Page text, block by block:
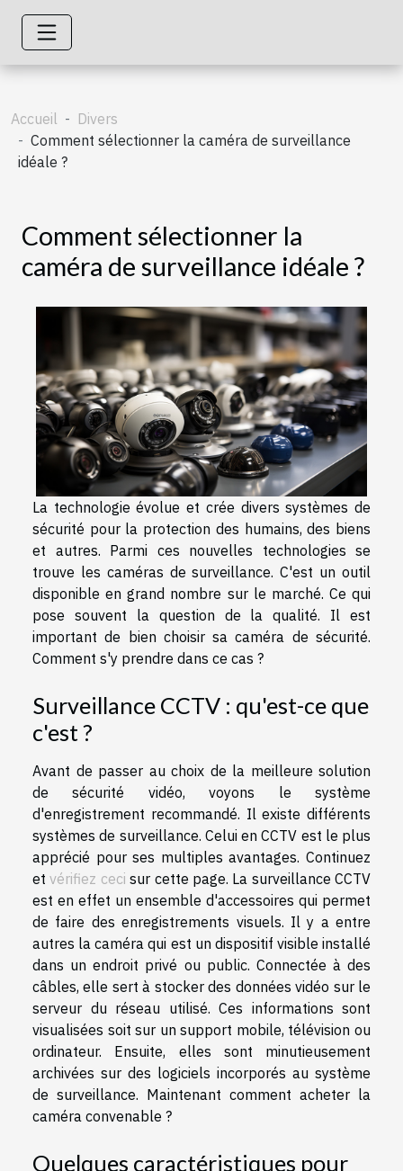
Accueil
Divers
Comment sélectionner la caméra de surveillance
idéale ?
Comment sélectionner la
caméra de surveillance idéale ?
La technologie évolue et crée divers systèmes de
sécurité pour la protection des humains, des biens
et autres. Parmi ces nouvelles technologies se
trouve les caméras de surveillance. C'est un outil
disponible en grand nombre sur le marché. Ce qui
pose souvent la question de la qualité. Il est
important de bien choisir sa caméra de sécurité.
Comment s'y prendre dans ce cas ?
Surveillance CCTV : qu'est-ce que
c'est ?
Avant de passer au choix de la meilleure solution
de sécurité vidéo, voyons le système
d'enregistrement recommandé. Il existe différents
systèmes de surveillance. Celui en CCTV est le plus
apprécié pour ses multiples avantages. Continuez
etvérifiez ceci sur cette page. La surveillance CCTV
est en effet un ensemble d'accessoires qui permet
de faire des enregistrements visuels. Il y a entre
autres la caméra qui est un dispositif visible installé
dans un endroit privé ou public. Connectée à des
câbles, elle sert à stocker des données vidéo sur le
serveur du réseau utilisé. Ces informations sont
visualisées soit sur un support mobile, télévision ou
ordinateur. Ensuite, elles sont minutieusement
archivées sur des logiciels incorporés au système
de surveillance. Maintenant comment acheter la
caméra convenable ?
Quelques caractéristiques pour